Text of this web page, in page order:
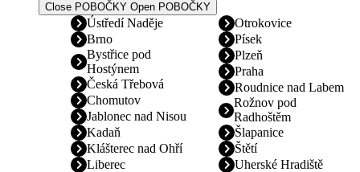
Close POBOČKY Open POBOČKY
Ústředí Naděje
Brno
Bystřice pod
Hostýnem
Česká Třebová
Chomutov
Jablonec nad Nisou
Kadaň
Klášterec nad Ohří
Liberec
Otrokovice
Písek
Plzeň
Praha
Roudnice nad Labem
Rožnov pod
Radhoštěm
Šlapanice
Štětí
Uherské Hradiště